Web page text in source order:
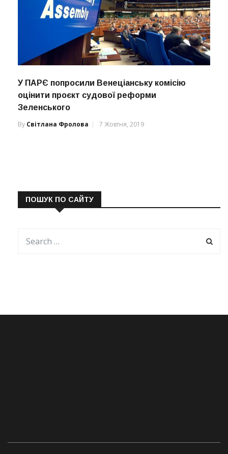
У ПАРЄ попросили Венеціанську комісію
оцінити проєкт судової реформи
Зеленського
By Світлана Фролова 7 Жовтня, 2019
ПОШУК ПО САЙТУ